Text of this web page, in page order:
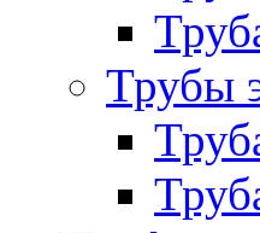
Трубы